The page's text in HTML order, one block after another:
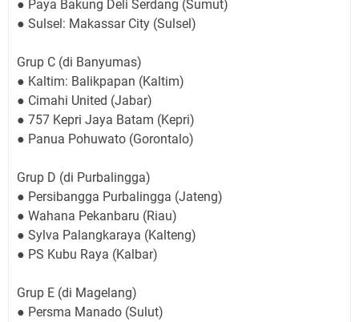
● Paya Bakung Deli Serdang (Sumut)
● Sulsel: Makassar City (Sulsel)
Grup C (di Banyumas)
● Kaltim: Balikpapan (Kaltim)
● Cimahi United (Jabar)
● 757 Kepri Jaya Batam (Kepri)
● Panua Pohuwato (Gorontalo)
Grup D (di Purbalingga)
● Persibangga Purbalingga (Jateng)
● Wahana Pekanbaru (Riau)
● Sylva Palangkaraya (Kalteng)
● PS Kubu Raya (Kalbar)
Grup E (di Magelang)
● Persma Manado (Sulut)